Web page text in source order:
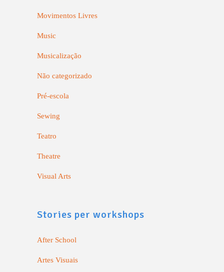
Movimentos Livres
Music
Musicalização
Não categorizado
Pré-escola
Sewing
Teatro
Theatre
Visual Arts
Stories per workshops
After School
Artes Visuais